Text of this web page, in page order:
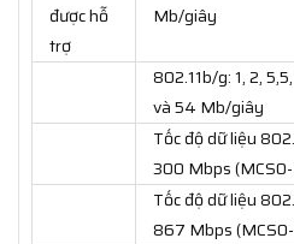
được hỗ
trợ
Mb/giây
802.11b/g: 1, 2,
và 54 Mb/giây
Tốc độ dữ liệu
300 Mbps
Tốc độ dữ liệu
867 Mbps